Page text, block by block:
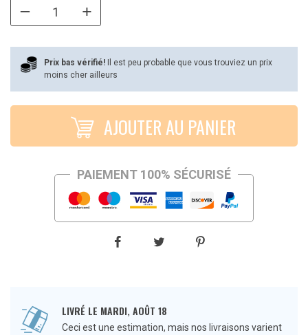
initial
€57,99.
actuel
€33,99.
Prix bas vérifié!
Il est peu probable que vous trouviez un prix
moins cher ailleurs
AJOUTER AU PANIER
PAIEMENT 100% SÉCURISÉ
LIVRÉ LE MARDI, AOÛT 18
Ceci est une estimation, mais nos livraisons varient